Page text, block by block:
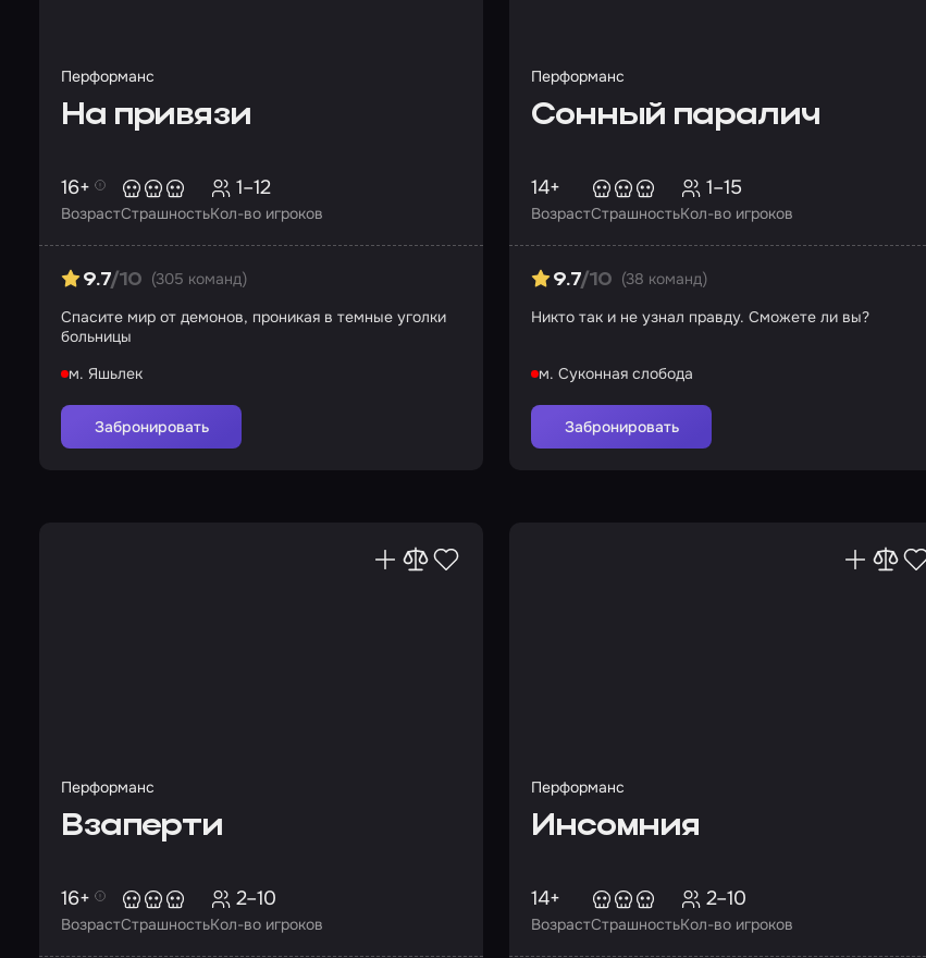
Перформанс
На привязи
Возраст
16+
СтрашностьКол-во игроков
1–12
9.7/10 (305 команд)
Спасите мир от демонов, проникая в темные уголки
больницы
м. Яшьлек
Забронировать
Перформанс
Сонный паралич
Возраст
14+
СтрашностьКол-во игроков
1–15
9.7/10 (38 команд)
Никто так и не узнал правду. Сможете ли вы?
м. Суконная слобода
Забронировать
Перформанс
Взаперти
Возраст
16+
СтрашностьКол-во игроков
2–10
Перформанс
Инсомния
Возраст
14+
СтрашностьКол-во игроков
2–10